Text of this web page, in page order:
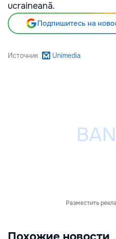
ucraineană.
Подпишитесь на
Источник Unimedia
Разместить